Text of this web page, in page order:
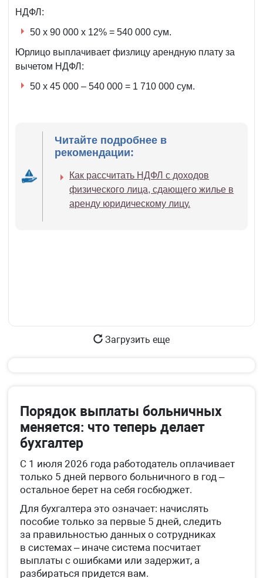
НДФЛ:
50 х 90 000 х 12% = 540 000 сум.
Юрлицо выплачивает физлицу арендную плату за
вычетом НДФЛ:
50 х 45 000 – 540 000 = 1 710 000 сум.
Читайте подробнее в
рекомендации:
Как рассчитать НДФЛ с доходов
физического лица, сдающего жилье в
аренду юридическому лицу.
Загрузить еще
Порядок выплаты больничных
меняется: что теперь делает
бухгалтер
С 1 июля 2026 года работодатель оплачивает
только 5 дней первого больничного в год –
остальное берет на себя госбюджет.
Для бухгалтера это означает: начислять
пособие только за первые 5 дней, следить
за правильностью данных о сотрудниках
в системах – иначе система посчитает
выплаты с ошибками или задержит, а
разбираться придется вам.